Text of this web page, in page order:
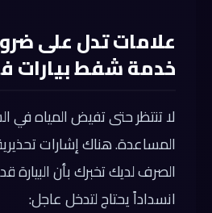
علامات تدل على
خدمة شفط بيارات
لا تنتظر حتى تفيض المياه في
المساعدة. هناك إشارات
الصرف لديك تخبرك بأن البيارة
انسداداً يحتاج لتدخل عاجل: